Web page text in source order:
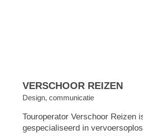
VERSCHOOR REIZEN
Design, communicatie
Touroperator Verschoor Reizen
gespecialiseerd in